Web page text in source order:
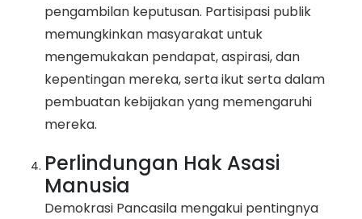
pengambilan keputusan. Partisipasi publik
memungkinkan masyarakat untuk
mengemukakan pendapat, aspirasi, dan
kepentingan mereka, serta ikut serta dalam
pembuatan kebijakan yang memengaruhi
mereka.
Perlindungan Hak Asasi
Manusia
Demokrasi Pancasila mengakui pentingnya